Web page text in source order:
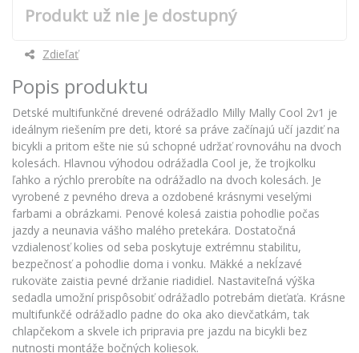
Produkt už nie je dostupný
Zdieľať
Popis produktu
Detské multifunkčné drevené odrážadlo Milly Mally Cool 2v1 je
ideálnym riešením pre deti, ktoré sa práve začínajú učí jazdiť na
bicykli a pritom ešte nie sú schopné udržať rovnováhu na dvoch
kolesách. Hlavnou výhodou odrážadla Cool je, že trojkolku
ľahko a rýchlo prerobíte na odrážadlo na dvoch kolesách. Je
vyrobené z pevného dreva a ozdobené krásnymi veselými
farbami a obrázkami. Penové kolesá zaistia pohodlie počas
jazdy a neunavia vášho malého pretekára. Dostatočná
vzdialenosť kolies od seba poskytuje extrémnu stabilitu,
bezpečnosť a pohodlie doma i vonku. Mäkké a nekĺzavé
rukoväte zaistia pevné držanie riadidiel. Nastaviteľná výška
sedadla umožní prispôsobiť odrážadlo potrebám dieťaťa. Krásne
multifunkčé odrážadlo padne do oka ako dievčatkám, tak
chlapčekom a skvele ich pripravia pre jazdu na bicykli bez
nutnosti montáže bočných koliesok.